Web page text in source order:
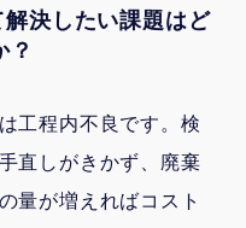
決したい課題はど
？
工程内不良です。検
直しがきかず、廃棄
量が増えればコスト